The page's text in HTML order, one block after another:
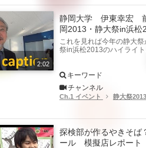
2:02
静岡大学 伊東幸宏
岡2013・静大祭in浜松
これを見れば今年の静大
祭in浜松2013のハイライ
キーワード
チャンネル
Ch.1 イベント 静大祭2013
探検部が作るやきそば
ール 模擬店レポート